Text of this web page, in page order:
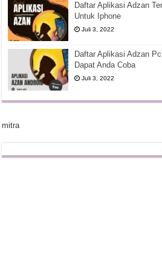
Daftar Aplikasi Adzan
Untuk Iphone
Juli 3, 2022
Daftar Aplikasi Adzan
Dapat Anda Coba
Juli 3, 2022
mitra